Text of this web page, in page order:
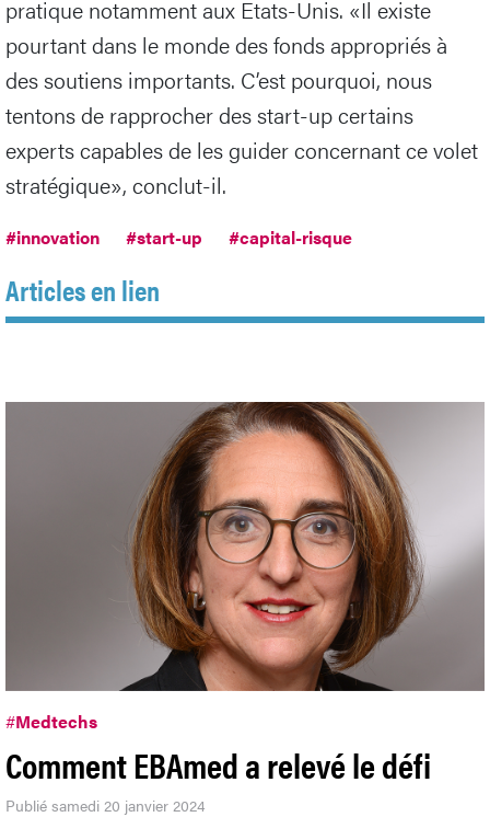
pratique notamment aux Etats-Unis. «Il existe
pourtant dans le monde des fonds appropriés à
des soutiens importants. C’est pourquoi, nous
tentons de rapprocher des start-up certains
experts capables de les guider concernant ce volet
stratégique», conclut-il.
#innovation #start-up #capital-risque
Articles en lien
#Medtechs
Comment EBAmed a relevé le défi
Publié samedi 20 janvier 2024